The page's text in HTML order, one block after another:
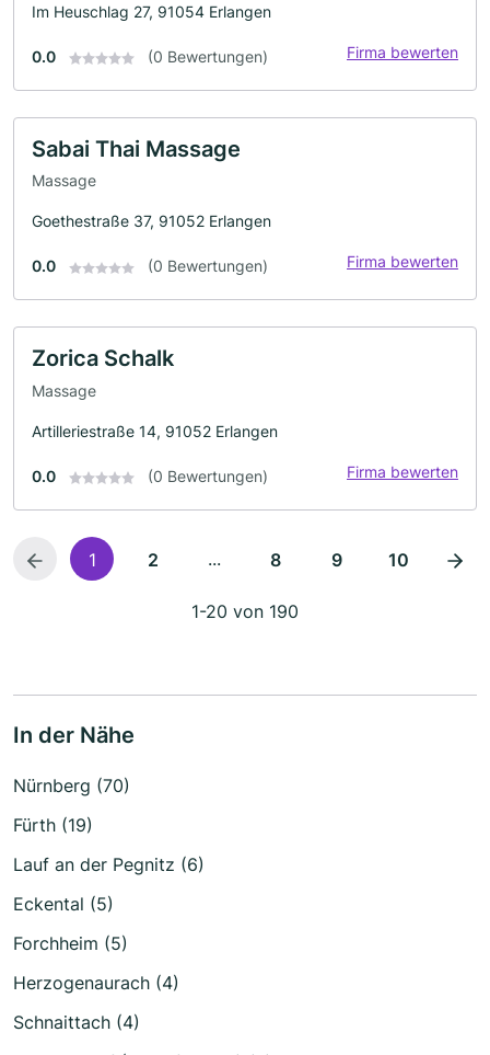
Im Heuschlag 27, 91054 Erlangen
0.0 (0 Bewertungen) Firma bewerten
Sabai Thai Massage
Massage
Goethestraße 37, 91052 Erlangen
0.0 (0 Bewertungen) Firma bewerten
Zorica Schalk
Massage
Artilleriestraße 14, 91052 Erlangen
0.0 (0 Bewertungen) Firma bewerten
1 2 ... 8 9 10
1-20 von 190
In der Nähe
Nürnberg (70)
Fürth (19)
Lauf an der Pegnitz (6)
Eckental (5)
Forchheim (5)
Herzogenaurach (4)
Schnaittach (4)